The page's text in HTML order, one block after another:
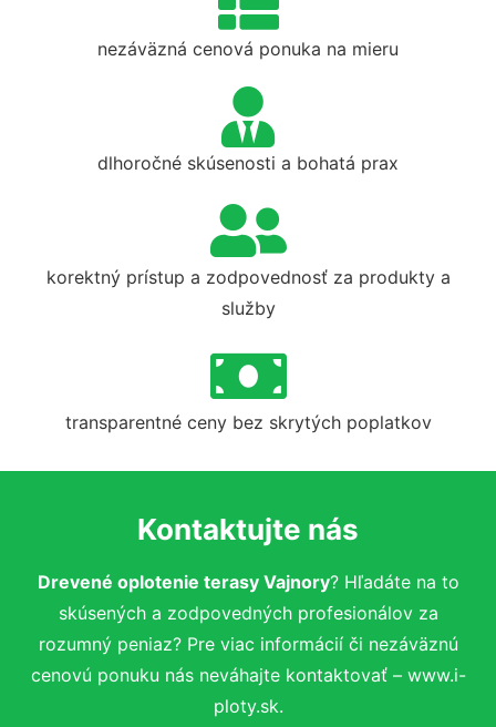
nezáväzná cenová ponuka na mieru
dlhoročné skúsenosti a bohatá prax
korektný prístup a zodpovednosť za produkty a
služby
transparentné ceny bez skrytých poplatkov
Kontaktujte nás
Drevené oplotenie terasy Vajnory? Hľadáte na to
skúsených a zodpovedných profesionálov za
rozumný peniaz? Pre viac informácií či nezáväznú
cenovú ponuku nás neváhajte kontaktovať – www.i-
ploty.sk.